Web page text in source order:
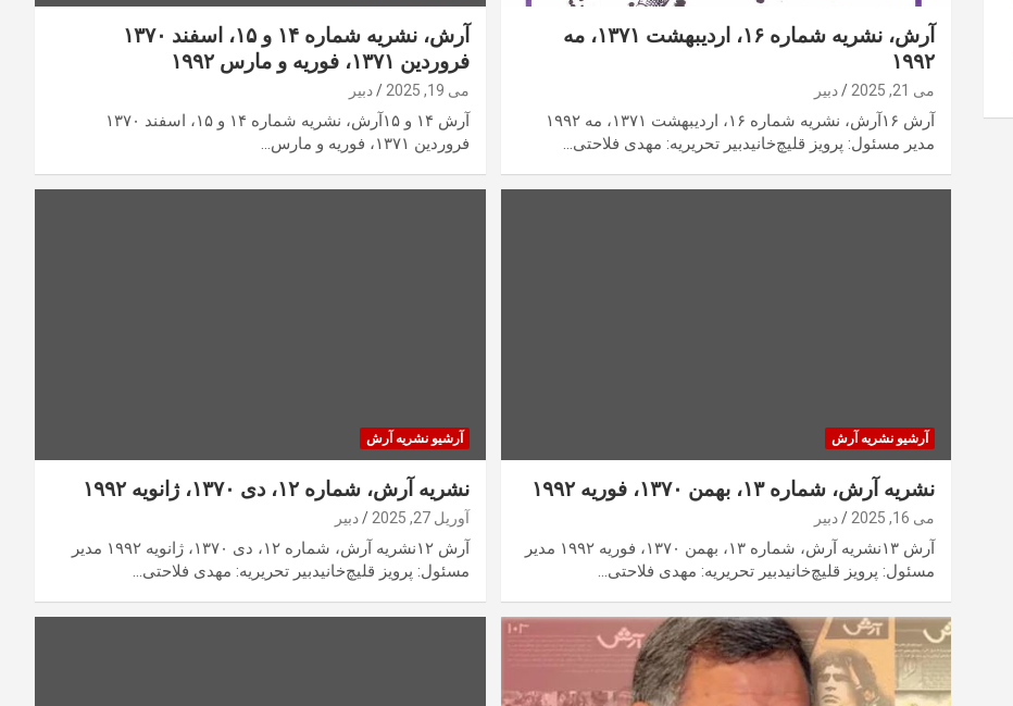
آرش، نشریه شماره ۱۶، اردیبهشت ۱۳۷۱، مه
۱۹۹۲
می 21, 2025 دبیر
آرش ۱۶آرش، نشریه شماره ۱۶، اردیبهشت ۱۳۷۱، مه ۱۹۹۲
مدیر مسئول: پرویز قلیچ‌خانیدبیر تحریریه: مهدی فلاحتی…
آرش، نشریه شماره ۱۴ و ۱۵، اسفند ۱۳۷۰
فروردین ۱۳۷۱، فوریه و مارس ۱۹۹۲
می 19, 2025 دبیر
آرش ۱۴ و ۱۵آرش، نشریه شماره ۱۴ و ۱۵، اسفند ۱۳۷۰
فروردین ۱۳۷۱، فوریه و مارس…
آرشیو نشریه آرش
نشریه آرش، شماره ۱۳، بهمن ۱۳۷۰، فوریه ۱۹۹۲
می 16, 2025 دبیر
آرش ۱۳نشریه آرش، شماره ۱۳، بهمن ۱۳۷۰، فوریه ۱۹۹۲ مدیر
مسئول: پرویز قلیچ‌خانیدبیر تحریریه: مهدی فلاحتی…
آرشیو نشریه آرش
نشریه آرش، شماره ۱۲، دی ۱۳۷۰، ژانویه ۱۹۹۲
آوریل 27, 2025 دبیر
آرش ۱۲نشریه آرش، شماره ۱۲، دی ۱۳۷۰، ژانویه ۱۹۹۲ مدیر
مسئول: پرویز قلیچ‌خانیدبیر تحریریه: مهدی فلاحتی…